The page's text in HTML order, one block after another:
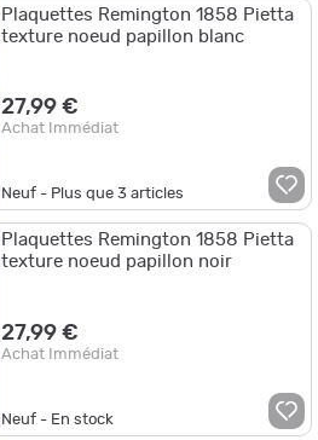
Plaquettes Remington 1858 Pietta
texture noeud papillon blanc
27,99 €
Achat Immédiat
Neuf - Plus que3 articles
Plaquettes Remington 1858 Pietta
texture noeud papillon noir
27,99 €
Achat Immédiat
Neuf - En stock